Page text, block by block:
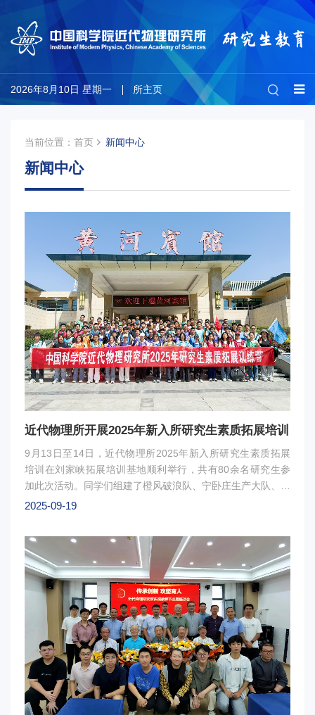
所主页
2026年8月10日 星期一
当前位置： 首页 新闻中心
新闻中心
近代物理所开展2025年新入所研究生素质拓展培训
9月13日至14日，近代物理所2025年新入所研究生素质拓展
培训在刘家峡拓展培训基地顺利举行，共有80余名研究生参
加此次活动。同学们组建了橙风破浪队、宁卧庄生产大队、启
航星队、猛虎队、狼性干饭队和鹰扬队，在教练的带领下，共
趣的培训项目。大家挥洒汗水，收获感悟，齐心协力同进步。
此次培训不仅消除了同学之间的陌生感，同时培养了大家团队
合作的意识和对集体荣誉、凝聚力的思考，更激发了同学们奋
发向上的精神状态。相信在未来的科研学习道路上，同学们将
会继续积极进取、勇攀科研高峰。图1 ：素质拓展培训合影
图2 ：素质拓展培训现场
2025-09-19